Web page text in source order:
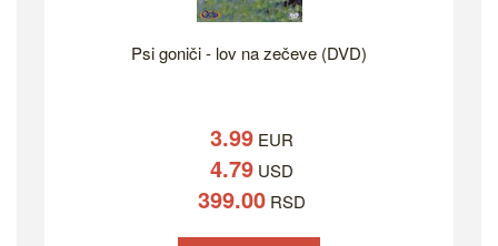
Psi goniči - lov na zečeve (DVD)
3.99 EUR
4.79 USD
399.00 RSD